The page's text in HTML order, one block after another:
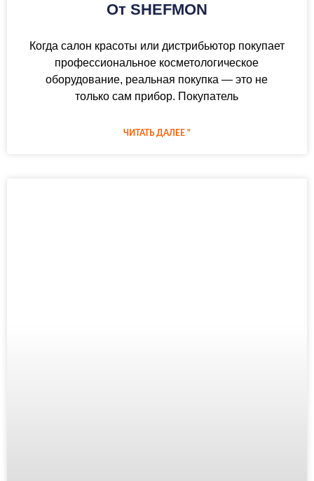
От SHEFMON
Когда салон красоты или дистрибьютор покупает
профессиональное косметологическое
оборудование, реальная покупка — это не
только сам прибор. Покупатель
ЧИТАТЬ ДАЛЕЕ "